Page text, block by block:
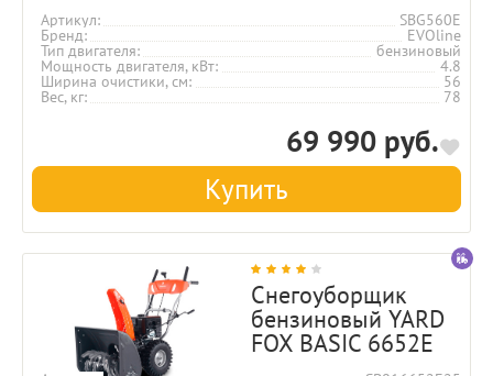
Артикул SBG560E
Бренд EVOline
Тип двигателя бензиновый
Мощность двигателя, кВт 4.8
Ширина очистики, см 56
Вес, кг 78
69 990 руб.
Купить
Снегоуборщик
бензиновый YARD
FOX BASIC 6652E